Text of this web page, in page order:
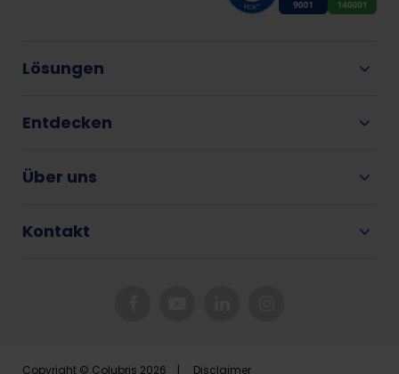
Lösungen
Entdecken
Über uns
Kontakt
Copyright © Colubris 2026 | Disclaimer